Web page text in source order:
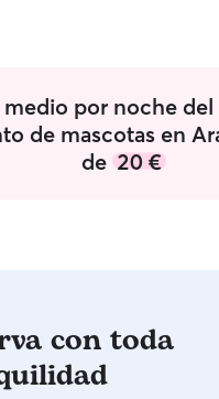
medio por noche
de mascotas en
de 20 €
con toda